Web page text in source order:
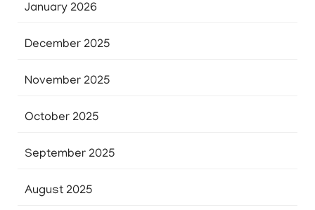
January 2026
December 2025
November 2025
October 2025
September 2025
August 2025